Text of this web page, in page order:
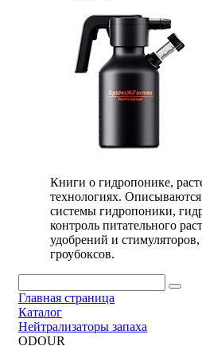
Книги о гидропонике,
технологиях.
системы гидропоники,
контроль питательного
удобрений и стимуляторов,
гроубоксов.
Главная страница
Каталог
Нейтрализаторы запаха
ODOUR